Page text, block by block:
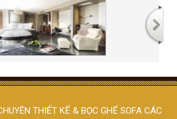
THIẾT KẾ & BỌC GHẾ SOFA CÁC